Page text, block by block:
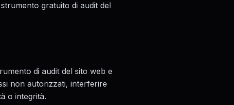
gratuito di audit del
di audit del sito web e
non autorizzati, interferire
o integrità.